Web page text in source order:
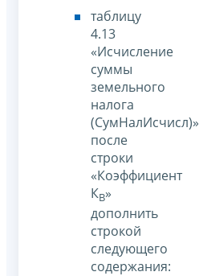
таблицу
4.13
«Исчисление
суммы
земельного
налога
(СумНалИсчисл)»
после
строки
«Коэффициент
КВ»
дополнить
строкой
следующего
содержания: